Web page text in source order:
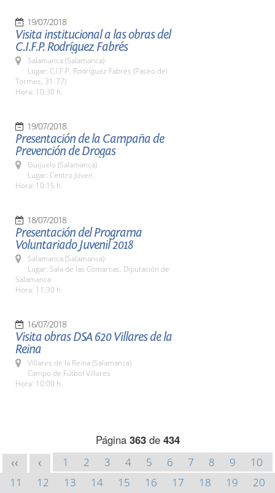
19/07/2018
Visita institucional a las obras del
C.I.F.P. Rodríguez Fabrés
Salamanca (Salamanca)
Lugar: C.I.F.P. Rodríguez Fabrés (Paseo del
Tormes, 31-77)
Hora: 10:30 h.
19/07/2018
Presentación de la Campaña de
Prevención de Drogas
Guijuelo (Salamanca)
Lugar: Centro Joven
Hora: 10:15 h.
18/07/2018
Presentación del Programa
Voluntariado Juvenil 2018
Salamanca (Salamanca)
Lugar: Sala de las Comarcas. Diputación de
Salamanca
Hora: 11:30 h.
16/07/2018
Visita obras DSA 620 Villares de la
Reina
Villares de la Reina (Salamanca)
Campo de Fútbol Villares
Hora: 10:00 h.
Página 363de 434
<< < 1 2 3 4 5 6 7 8 9
10
11
12 13 14 15 16 17 18 19
20